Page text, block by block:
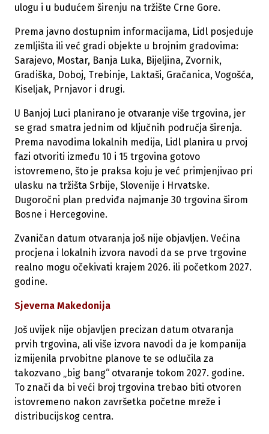
ulogu i u budućem širenju na tržište Crne Gore.
Prema javno dostupnim informacijama, Lidl posjeduje
zemljišta ili već gradi objekte u brojnim gradovima:
Sarajevo, Mostar, Banja Luka, Bijeljina, Zvornik,
Gradiška, Doboj, Trebinje, Laktaši, Gračanica, Vogošća,
Kiseljak, Prnjavor i drugi.
U Banjoj Luci planirano je otvaranje više trgovina, jer
se grad smatra jednim od ključnih područja širenja.
Prema navodima lokalnih medija, Lidl planira u prvoj
fazi otvoriti između 10 i 15 trgovina gotovo
istovremeno, što je praksa koju je već primjenjivao pri
ulasku na tržišta Srbije, Slovenije i Hrvatske.
Dugoročni plan predviđa najmanje 30 trgovina širom
Bosne i Hercegovine.
Zvaničan datum otvaranja još nije objavljen. Većina
procjena i lokalnih izvora navodi da se prve trgovine
realno mogu očekivati krajem 2026. ili početkom 2027.
godine.
Sjeverna Makedonija
Još uvijek nije objavljen precizan datum otvaranja
prvih trgovina, ali više izvora navodi da je kompanija
izmijenila prvobitne planove te se odlučila za
takozvano „big bang“ otvaranje tokom 2027. godine.
To znači da bi veći broj trgovina trebao biti otvoren
istovremeno nakon završetka početne mreže i
distribucijskog centra.